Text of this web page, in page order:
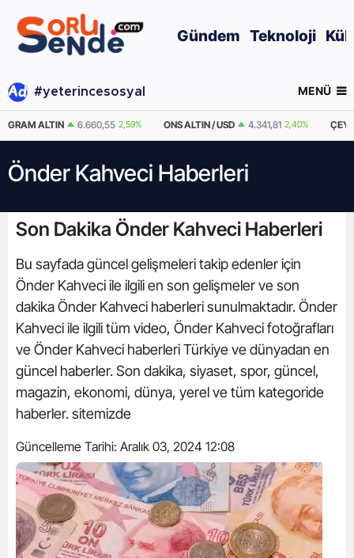
Gündem Teknoloji
#yeterincesosyal MENÜ
GRAM ALTIN 6.660,55 2,59% ONS ALTIN / USD 4.341,81 2,40%
Önder Kahveci Haberleri
Son Dakika Önder Kahveci Haberleri
Bu sayfada güncel gelişmeleri takip edenler için
Önder Kahveci ile ilgili en son gelişmeler ve son
dakika Önder Kahveci haberleri sunulmaktadır. Önder
Kahveci ile ilgili tüm video, Önder Kahveci fotoğrafları
ve Önder Kahveci haberleri Türkiye ve dünyadan en
güncel haberler. Son dakika, siyaset, spor, güncel,
magazin, ekonomi, dünya, yerel ve tüm kategoride
haberler. sitemizde
Güncelleme Tarihi: Aralık 03, 2024 12:08